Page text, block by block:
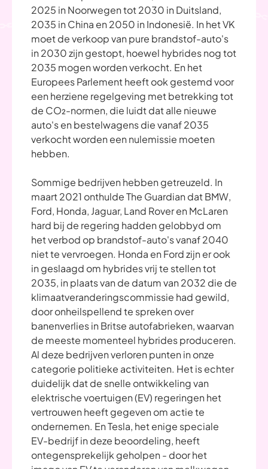
2025 in Noorwegen tot 2030 in Duitsland,
2035 in China en 2050 in Indonesië. In het VK
moet de verkoop van pure brandstof-auto's
in 2030 zijn gestopt, hoewel hybrides nog tot
2035 mogen worden verkocht. En het
Europees Parlement heeft ook gestemd voor
een herziene regelgeving met betrekking tot
de CO₂-normen, die luidt dat alle nieuwe
auto's en bestelwagens die vanaf 2035
verkocht worden een nulemissie moeten
hebben.
Sommige bedrijven hebben getreuzeld. In
maart 2021 onthulde The Guardian dat BMW,
Ford, Honda, Jaguar, Land Rover en McLaren
hard bij de regering hadden gelobbyd om
het verbod op brandstof-auto's vanaf 2040
niet te vervroegen. Honda en Ford zijn er ook
in geslaagd om hybrides vrij te stellen tot
2035, in plaats van de datum van 2032 die de
klimaatveranderingscommissie had gewild,
door onheilspellend te spreken over
banenverlies in Britse autofabrieken, waarvan
de meeste momenteel hybrides produceren.
Al deze bedrijven verloren punten in onze
categorie politieke activiteiten. Het is echter
duidelijk dat de snelle ontwikkeling van
elektrische voertuigen (EV) regeringen het
vertrouwen heeft gegeven om actie te
ondernemen. En Tesla, het enige speciale
EV-bedrijf in deze beoordeling, heeft
ontegensprekelijk geholpen - door het